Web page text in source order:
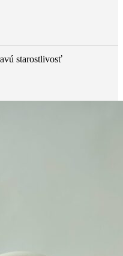
starostlivosť